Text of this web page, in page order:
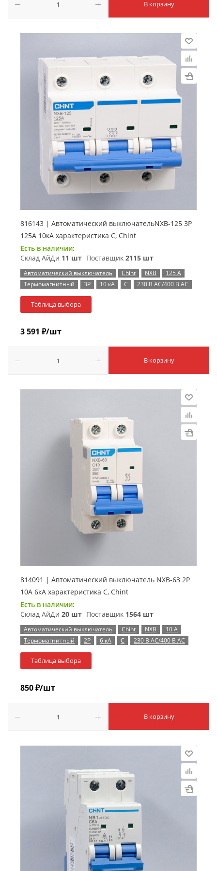
В корзину
816143 | Автоматический выключательNXB-125 3P
125А 10кА характеристика C, Chint
Есть в наличии:
Склад АйДи 11 шт Поставщик 2115 шт
Автоматический выключатель Chint NXB
125 А
Термомагнитный
3P 10 кА C 230 В AC/400 В AC
Таблица выбора
3 591 ₽/шт
В корзину
814091 | Автоматический выключатель NXB-63 2P
10А 6кА характеристика C, Chint
Есть в наличии:
Склад АйДи 20 шт Поставщик 1564 шт
Автоматический выключатель Chint NXB
10 А
Термомагнитный
2P 6 кА C 230 В AC/400 В AC
Таблица выбора
850₽/шт
В корзину